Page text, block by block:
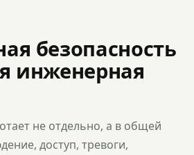
безопасность
инженерная
не отдельно, а в общей
доступ, тревоги,